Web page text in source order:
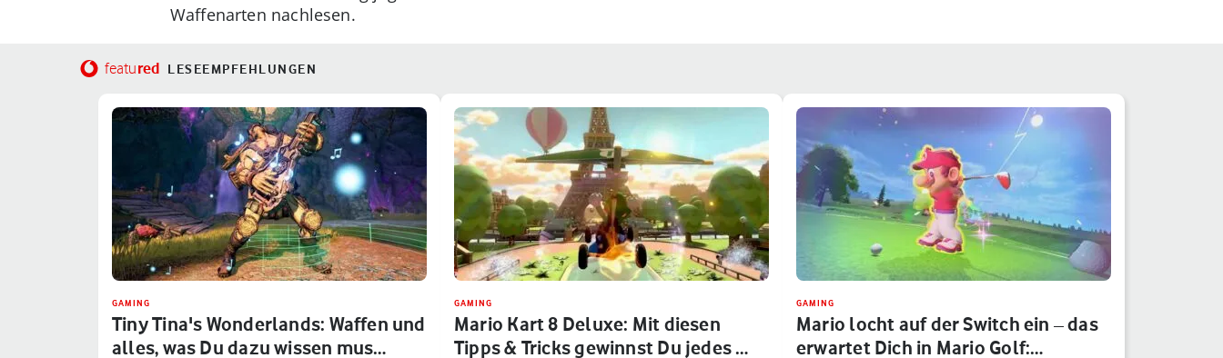
Waffenarten nachlesen.
featured LESEEMPFEHLUNGEN
GAMING
Tiny Tina's Wonderlands: Waffen und
alles, was Du dazu wissen mus…
GAMING
Mario Kart 8 Deluxe: Mit diesen
Tipps & Tricks gewinnst Du jedes …
GAMING
Mario locht auf der Switch ein – das
erwartet Dich in Mario Golf:…